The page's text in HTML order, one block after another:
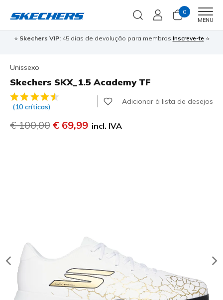
0
MENU
⭐ Skechers VIP:45 dias de devolução para membros Inscreve-te ⭐
Unissexo
Skechers SKX_1.5 Academy TF
3$4 de 5 – Classificação do cliente
(10 críticas)
Adicionar à lista de desejos
Preço com desconto de
€ 100,00 para
€ 69,99 incl. IVA